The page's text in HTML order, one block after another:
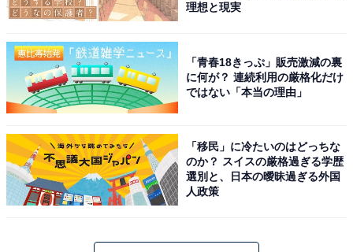
理想と現実
「青春18きっぷ」販売激減の裏
に何が？ 連続利用の厳格化だけ
ではない「本当の理由」
「移民」に冷たいのはどっちな
のか？ スイスの厳格過ぎる学歴
選別と、日本の曖昧過ぎる外国
人政策